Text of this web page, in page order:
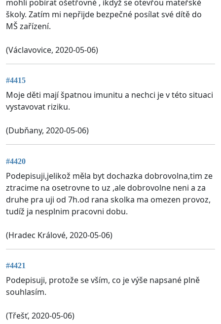
mohli pobírat ošetřovné , ikdyž se otevřou mateřské
školy. Zatím mi nepřijde bezpečné posílat své dítě do
MŠ zařízení.
(Václavovice, 2020-05-06)
#4415
Moje děti mají špatnou imunitu a nechci je v této situaci
vystavovat riziku.
(Dubňany, 2020-05-06)
#4420
Podepisuji,jelikož měla byt dochazka dobrovolna,tim ze
ztracime na osetrovne to uz ,ale dobrovolne neni a za
druhe pra uji od 7h.od rana skolka ma omezen provoz,
tudíž ja nesplnim pracovni dobu.
(Hradec Králové, 2020-05-06)
#4421
Podepisuji, protože se vším, co je výše napsané plně
souhlasím.
(Třešť, 2020-05-06)